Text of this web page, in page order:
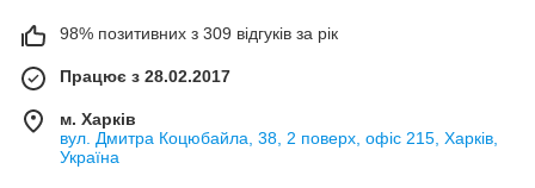
98% позитивних з 309 відгуків за рік
Працює з 28.02.2017
м. Харків
вул. Дмитра Коцюбайла, 38, 2 поверх, офіс 215, Харків,
Україна